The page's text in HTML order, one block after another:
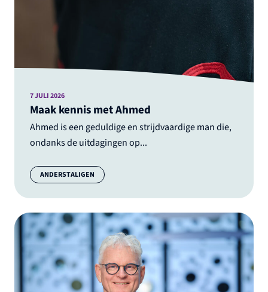
Maak kennis met Ahmed
Ahmed is een geduldige en strijdvaardige man die,
ondanks de uitdagingen op...
7 JULI 2026
Categorie:
ANDERSTALIGEN